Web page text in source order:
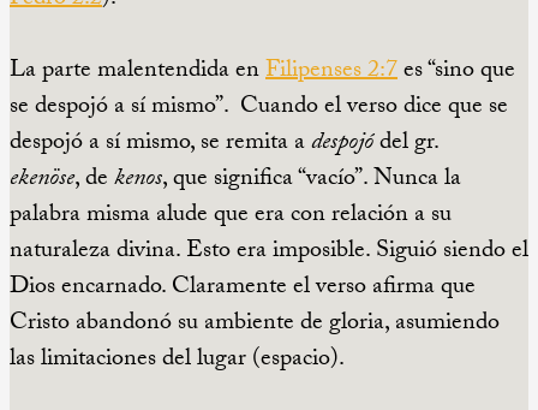
La parte malentendida enFilipenses 2:7es “sino que
se despojó a sí mismo”. Cuando el verso dice que se
despojó a sí mismo, se remita adespojódel gr.
ekenöse, dekenos, que significa “vacío”. Nunca la
palabra misma alude que era con relación a su
naturaleza divina. Esto era imposible. Siguió siendo el
Dios encarnado. Claramente el verso afirma que
Cristo abandonó su ambiente de gloria, asumiendo
las limitaciones del lugar (espacio).